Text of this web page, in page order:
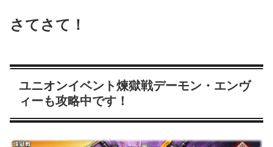
さてさて！
ユニオンイベント煉獄戦デーモン・エンヴ
ィーも攻略中です！